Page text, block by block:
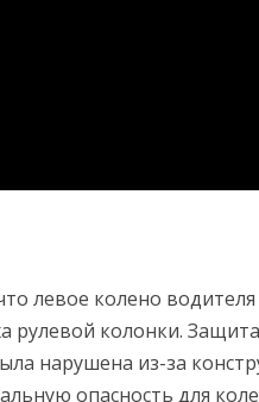
левое колено
колонки.
нарушена из-за
опасность для